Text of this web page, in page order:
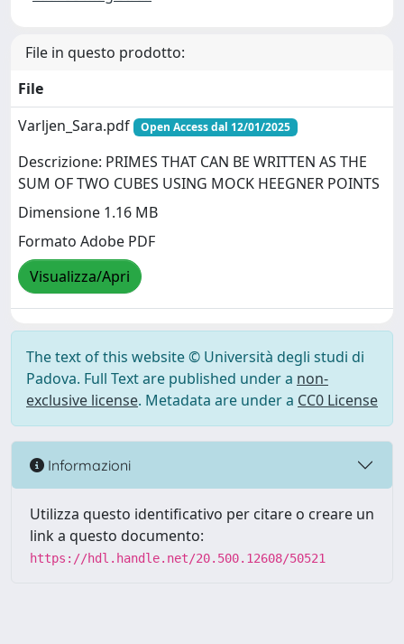
File in questo prodotto:
File
Varljen_Sara.pdf
Open Access dal 12/01/2025
Descrizione: PRIMES THAT CAN BE WRITTEN AS THE
SUM OF TWO CUBES USING MOCK HEEGNER POINTS
Dimensione 1.16 MB
Formato Adobe PDF
Visualizza/Apri
The text of this website © Università degli studi di
Padova. Full Text are published under a non-
exclusive license. Metadata are under a CC0 License
Informazioni
Utilizza questo identificativo per citare o creare un
link a questo documento:
https://hdl.handle.net/20.500.12608/50521